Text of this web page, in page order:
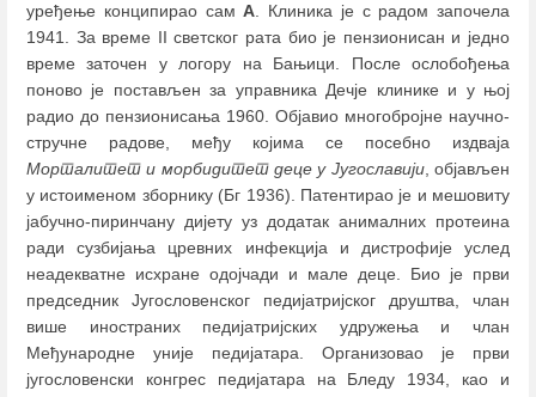
уређење конципирао самА. Клиника је с радом започела
1941. За време II светског рата био је пензионисан и једно
време заточен у логору на Бањици. После ослобођења
поново је постављен за управника Дечје клинике и у њој
радио до пензионисања 1960. Објавио многобројне научно-
стручне радове, међу којима се посебно издваја
Морталитет и морбидитет деце у Југославији, објављен
у истоименом зборнику (Бг 1936). Патентирао је и мешовиту
јабучно-пиринчану дијету уз додатак анималних протеина
ради сузбијања цревних инфекција и дистрофије услед
неадекватне исхране одојчади и мале деце. Био је први
председник Југословенског педијатријског друштва, члан
више иностраних педијатријских удружења и члан
Међународне уније педијатара. Организовао је први
југословенски конгрес педијатара на Бледу 1934, као и